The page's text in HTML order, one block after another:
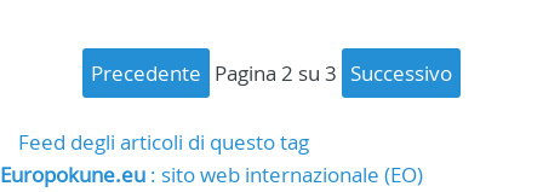
precedente pagina 2 su 3 successivo
Feed degli articoli di questo tag
Europokune.eu : sito web internazionale (EO)